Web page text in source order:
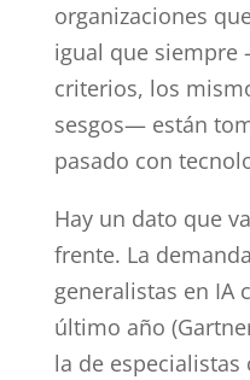
organizaciones
igual que
criterios, los
sesgos— están
pasado con
Hay un dato que
frente. La
generalistas en IA
último año
la de